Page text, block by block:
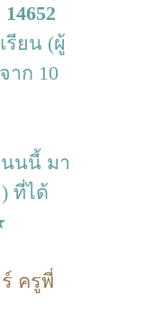
รียน (ผู้
าก 10
นนี้ มา
ที่ได้
ครูพี่